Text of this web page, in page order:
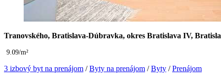
Tranovského, Bratislava-Dúbravka, okres Bratislava IV,
9.09/m²
3 izbový byt na prenájom /Byty na prenájom /Byty /Prenájom